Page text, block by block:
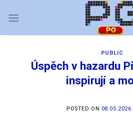
PUBLIC
Úspěch v hazardu
inspirují a
POSTED ON 08.05.2026